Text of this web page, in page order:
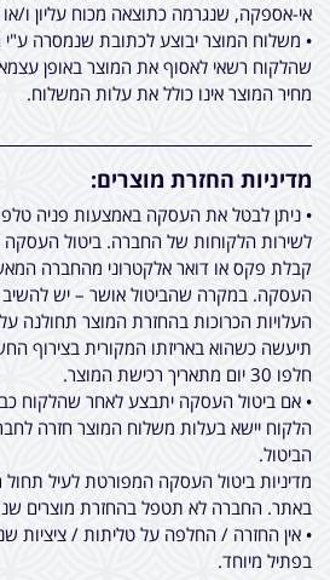
אי-אספקה, שנגרמה כתוצאה מכוח עליון ו/
• משלוח המוצר יבוצע לכתובת שנמסרה
שהלקוח רשאי לאסוף את המוצר באופן
מחיר המוצר אינו כולל את עלות המשלוח.
מדיניות החזרת מוצרים:
• ניתן לבטל את העסקה באמצעות פניה
לשירות הלקוחות של החברה. ביטול העסקה
קבלת פקס או דואר אלקטרוני מהחברה
העסקה. במקרה שהביטול אושר – יש
העלויות הכרוכות בהחזרת המוצר תחולנה
תיעשה כשהוא באריזתו המקורית בצירוף
חלפו 30 יום מתאריך רכישת המוצר.
• אם ביטול העסקה יתבצע לאחר שהלקוח
הלקוח יישא בעלות משלוח המוצר חזרה
הביטול.
מדיניות ביטול העסקה המפורטת לעיל
באתר. החברה לא תטפל בהחזרת מוצרים
• אין החזרה / החלפה על טליתות / ציציות
בפתיל מיוחד.